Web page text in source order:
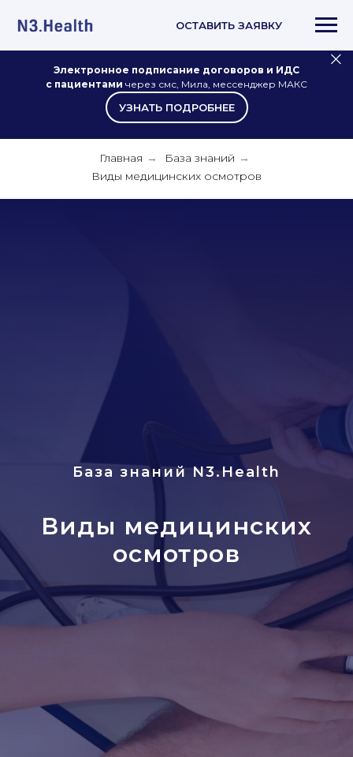
Электронное подписание договоров и ИДС
с пациентами через смс, Мила, мессенджер МАКС
УЗНАТЬ ПОДРОБНЕЕ
ОСТАВИТЬ ЗАЯВКУ
Главная → База знаний →
Виды медицинских осмотров
База знанийN3.Health
Виды медицинских
осмотров